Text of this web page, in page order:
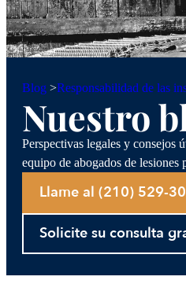
Blog >Responsabilidad de las
Nuestro
Perspectivas legales y consejos
equipo de abogados de lesiones
Llame al (210) 529-
Solicite su consulta